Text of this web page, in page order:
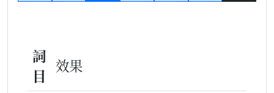
詞
目
效果